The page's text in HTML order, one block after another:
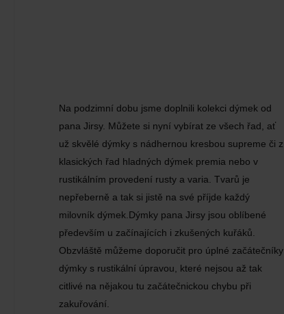
Na podzimní dobu jsme doplnili kolekci dýmek od
pana Jirsy. Můžete si nyní vybírat ze všech řad, ať
už skvělé dýmky s nádhernou kresbou supreme či z
klasických řad hladných dýmek premia nebo v
rustikálním provedení rusty a varia. Tvarů je
nepřeberně a tak si jistě na své příjde každý
milovník dýmek.Dýmky pana Jirsy jsou oblíbené
především u začínajících i zkušených kuřáků.
Obzvláště můžeme doporučit pro úplné začátečníky
dýmky s rustikální úpravou, které nejsou až tak
citlivé na nějakou tu začátečnickou chybu při
zakuřování.